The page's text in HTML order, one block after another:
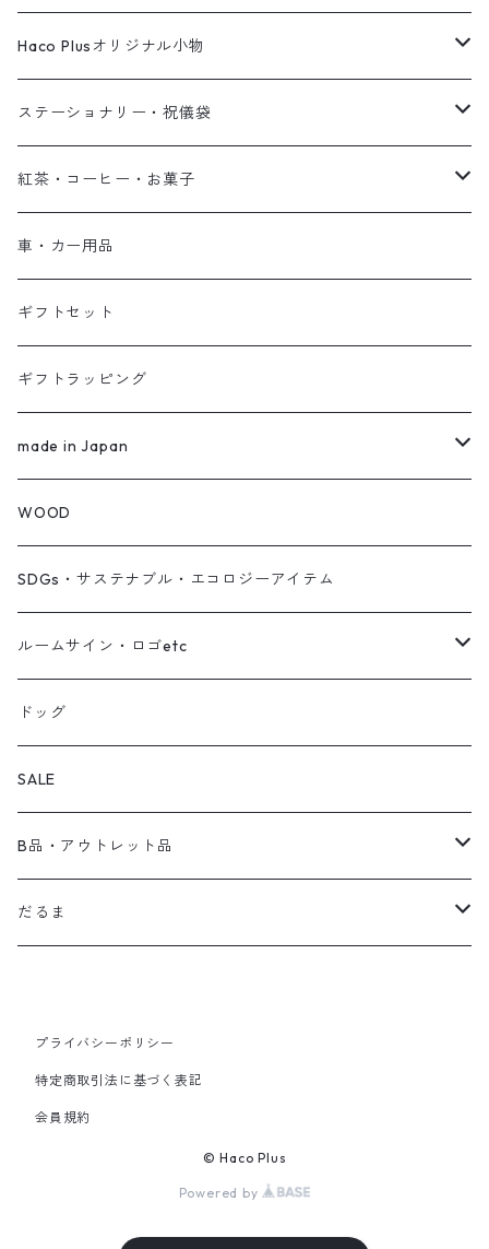
デニム
お財布
バッグチャーム・キーホルダー
サイドテーブル
スプレー
ジョーロ/霧吹き
フェイクグリーン
メガネケース
ファッショングッズ
帽子
Haco Plusオリジナル小物
雑貨
ブックカバー
フセンセット
コーヒー
クリアファイル
ステーショナリー・祝儀袋
ノート
祝儀袋
便箋・手紙
フセン
ブックカバー
クリアファイル
紅茶・コーヒー・お菓子
紅茶
コーヒー
お菓子
ハーブティー
食品
薬膳茶 YAKUZEN CHA
車・カー用品
ギフトセット
ギフトラッピング
made in Japan
WEAR
TOPS
Pants
TABLE WEAR
Handmade Accessories
Washcloth
Interior
だるま
For Body
WOOD
SDGs・サステナブル・エコロジーアイテム
ルームサイン・ロゴetc
ルームサイン
ロゴ
ドッグ
SALE
B品・アウトレット品
陶器
だるま
オーダー
プライバシーポリシー
特定商取引法に基づく表記
会員規約
© Haco Plus
Powered by